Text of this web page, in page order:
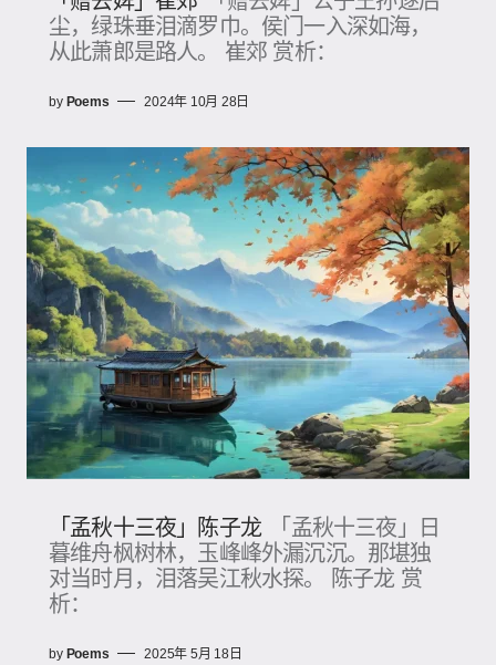
尘，绿珠垂泪滴罗巾。侯门一入深如海，
从此萧郎是路人。 崔郊 赏析：
by Poems 2024年 10月 28日
「孟秋十三夜」陈子龙
「孟秋十三夜」日
暮维舟枫树林，玉峰峰外漏沉沉。那堪独
对当时月，泪落吴江秋水探。 陈子龙 赏
析：
by Poems 2025年 5月 18日